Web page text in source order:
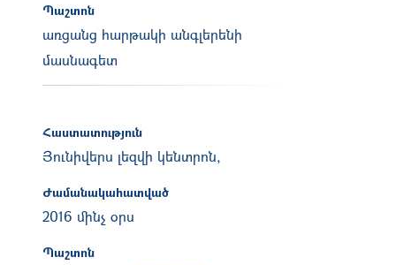
Պաշտոն
առցանց հարթակի անգլերենի
մասնագետ
Հաստատություն
Յունիվերս լեզվի կենտրոն,
Ժամանակահատված
2016 մինչ օրս
Պաշտոն